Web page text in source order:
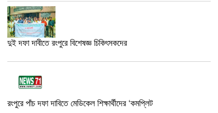
দুই দফা দাবীতে রংপুরে বিশেষজ্ঞ চিকিৎসকদের
রংপুরে পাঁচ দফা দাবিতে মেডিকেল শিক্ষার্থীদের ‘কমপ্লিট